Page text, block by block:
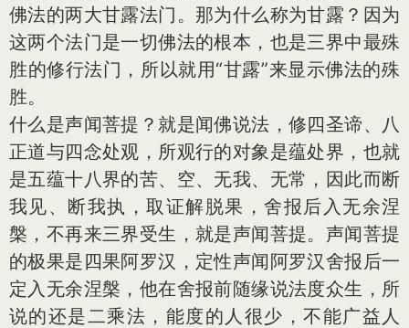
佛法的两大甘露法门。那为什么称为甘露？因为
这两个法门是一切佛法的根本，也是三界中最殊
胜的修行法门，所以就用“甘露”来显示佛法的殊
胜。
什么是声闻菩提？就是闻佛说法，修四圣谛、八
正道与四念处观，所观行的对象是蕴处界，也就
是五蕴十八界的苦、空、无我、无常，因此而断
我见、断我执，取证解脱果，舍报后入无余涅
槃，不再来三界受生，就是声闻菩提。声闻菩提
的极果是四果阿罗汉，定性声闻阿罗汉舍报后一
定入无余涅槃，他在舍报前随缘说法度众生，所
说的还是二乘法，能度的人很少，不能广益人